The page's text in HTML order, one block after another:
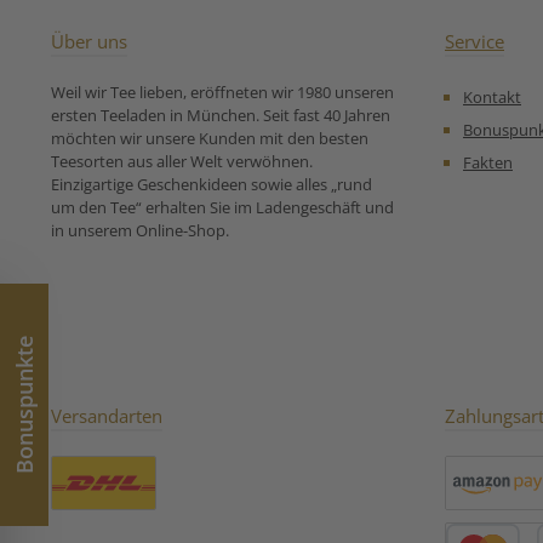
für Schwarzer Tee Earl Grey
pur, mit einem
Bio Ceylon-, Bio
Bergamotte
Über uns
Weil wir Tee lieben, eröffneten wir 1980 unseren
ersten Teeladen in München. Seit fast 40 Jahren
möchten wir unsere Kunden mit den besten
Teesorten aus aller Welt verwöhnen.
Einzigartige Geschenkideen sowie alles „rund
um den Tee“ erhalten Sie im Ladengeschäft und
in unserem Online-Shop.
Service
Kontakt
Fakten
Versandarten
Bonuspunkte